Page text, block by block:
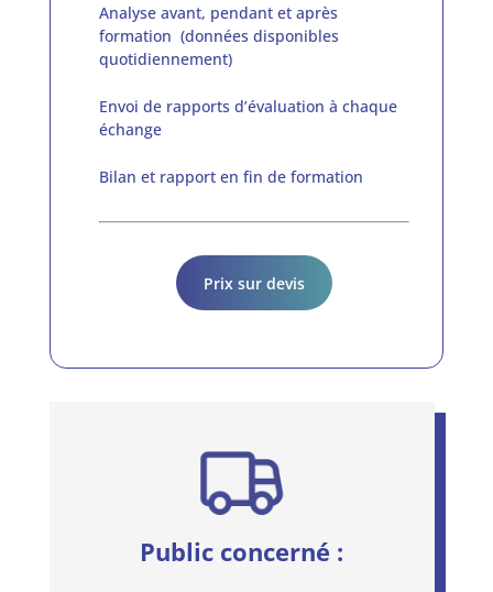
Analyse avant, pendant et après
formation (données disponibles
quotidiennement)
Envoi de rapports d’évaluation à chaque
échange
Bilan et rapport en fin de formation
Prix sur devis
Public concerné :